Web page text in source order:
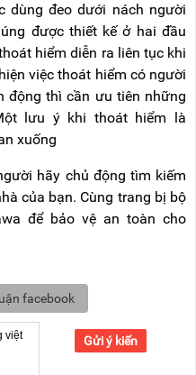
dùng đeo dưới nách người
được thiết kế ở hai đầu
hiểm diễn ra liên tục khi
việc thoát hiểm có người
động thì cần ưu tiên những
lưu ý khi thoát hiểm là
xuống
hãy chủ động tìm kiếm
của bạn. Cùng trang bị bộ
để bảo vệ an toàn cho
facebook
Gửi ý kiến